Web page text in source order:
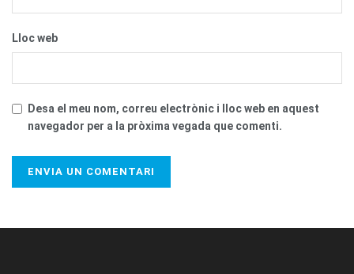
Lloc web
Desa el meu nom, correu electrònic i lloc web en aquest
navegador per a la pròxima vegada que comenti.